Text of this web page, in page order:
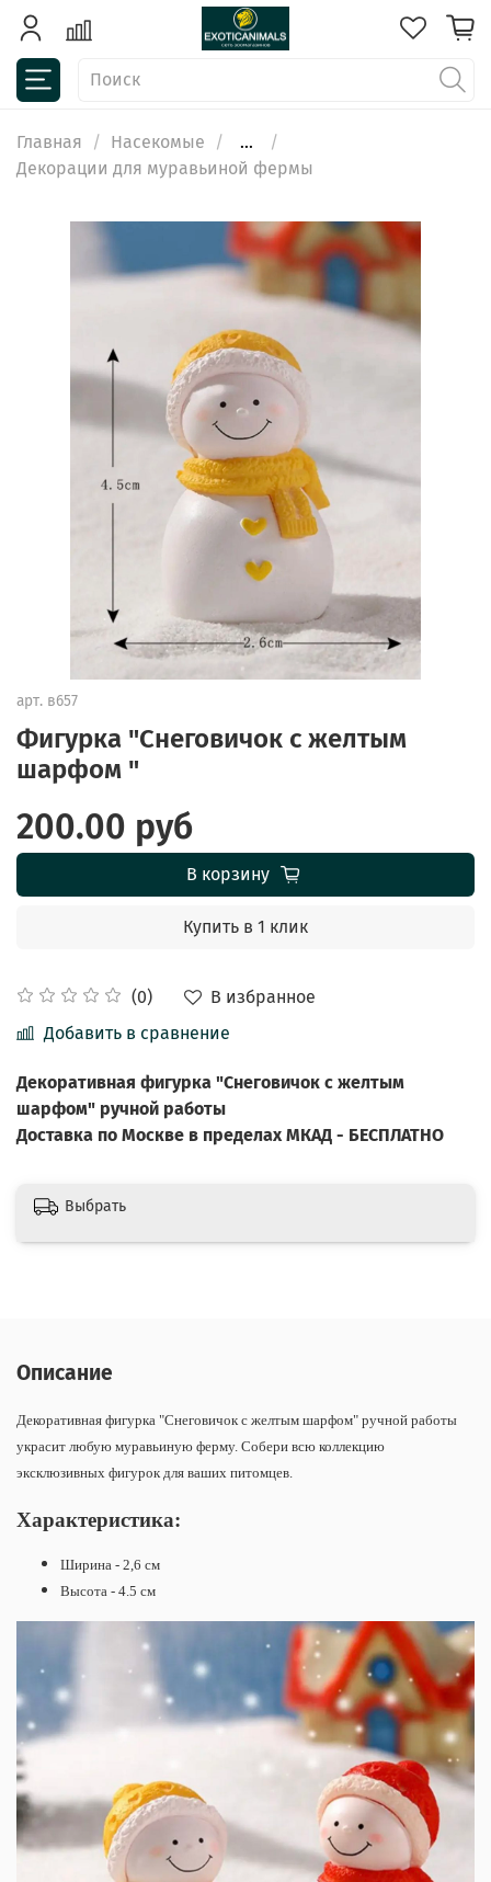
Главная Насекомые
...
Декорации для муравьиной фермы
арт. в657
Фигурка "Снеговичок с желтым
шарфом "
(0)
В избранное
Добавить в сравнение
200.00 руб
В корзину
Купить в 1 клик
Декоративная фигурка "Снеговичок с желтым
шарфом" ручной работы
Доставка по Москве в пределах МКАД - БЕСПЛАТНО
Выбрать
Описание
Декоративная фигурка "Снеговичок с желтым шарфом" ручной работы
украсит любую муравьиную ферму. Собери всю коллекцию
эксклюзивных фигурок для ваших питомцев.
Характеристика:
Ширина - 2,6 см
Высота - 4.5 см